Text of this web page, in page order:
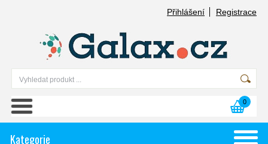
Přihlášení Registrace
0
Kategorie